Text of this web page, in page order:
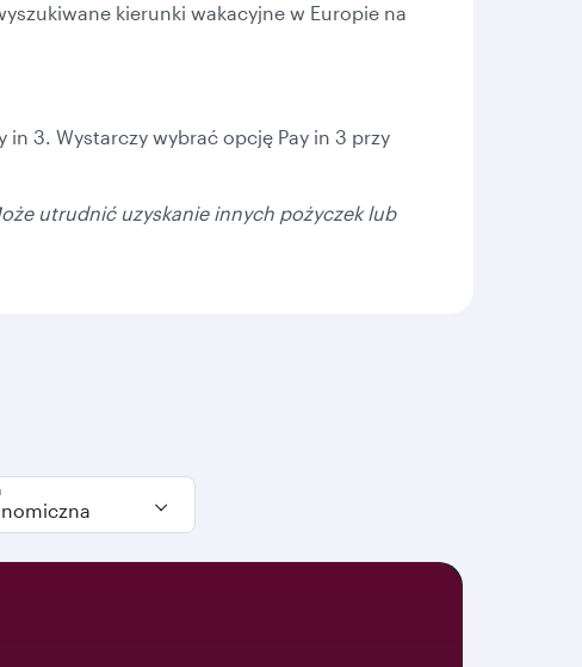
kierunki wakacyjne w Europie na
in 3. Wystarczy wybrać opcję Pay in 3 przy
utrudnić uzyskanie innych pożyczek lub